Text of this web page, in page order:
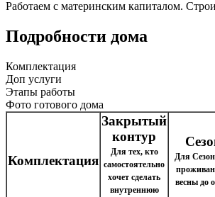
Работаем с материнским капиталом.
Подробности дома
Комплектация
Доп услуги
Этапы работы
Фото готового дома
Комплектация
Закрытый
контур
Для тех, кто
самостоятельно
хочет сделать
внутреннюю
Для
весны до